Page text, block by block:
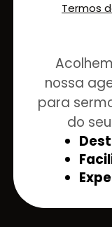
Termos
nossa
para
do